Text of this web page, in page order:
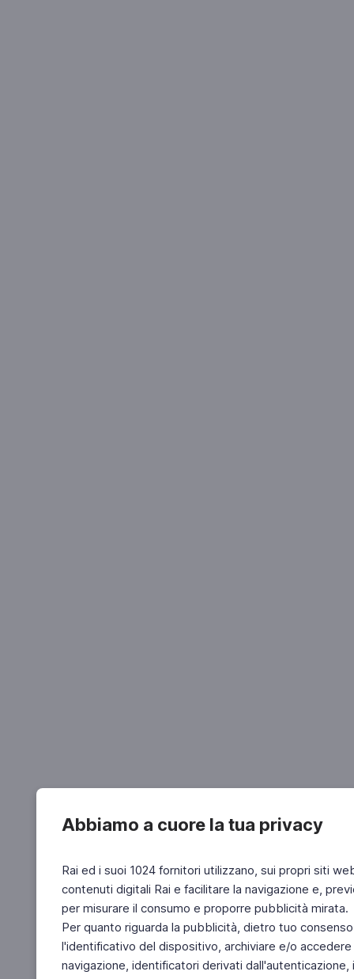
Abbiamo a cuore la tua privacy
Rai ed i suoi 1024 fornitori utilizzano, sui propri siti
contenuti digitali Rai e facilitare la navigazione e,
per misurare il consumo e proporre pubblicità mirata.
Per quanto riguarda la pubblicità, dietro tuo
l'identificativo del dispositivo, archiviare e/o
navigazione, identificatori derivati